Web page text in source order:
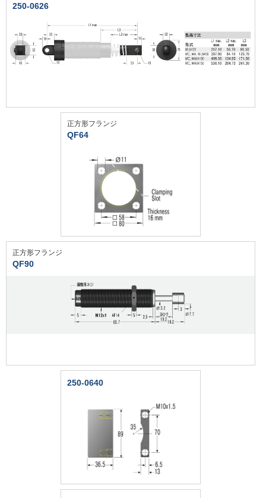
250-0626
正方形フランジ
QF64
正方形フランジ
QF90
250-0640